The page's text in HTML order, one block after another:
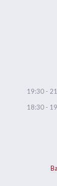
19:30 -
18:30 -